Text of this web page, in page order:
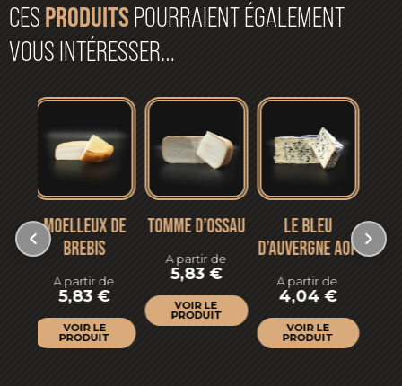
CESPRODUITSPOURRAIENT ÉGALEMENT
VOUS INTÉRESSER…
DE
TOMME D’OSSAU
A partir de
5,83
VOIR LE
PRODUIT
LE BLEU
D’AUVERGNE AOP
A partir de
4,04€
VOIR LE
TOMME AFFINÉE
DE BREBIS DU
LARZAC
A partir de
5,83€
VOIR LE